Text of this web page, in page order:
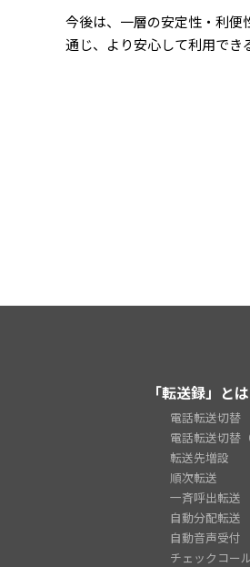
今後は、一層の安定性・利便
通じ、より安心して利用でき
「転送録」と
電話転送切替
電話転送切替
転送先増設
順次転送
一斉呼出転送
自動分配転送
自動音声受付
チェックコール